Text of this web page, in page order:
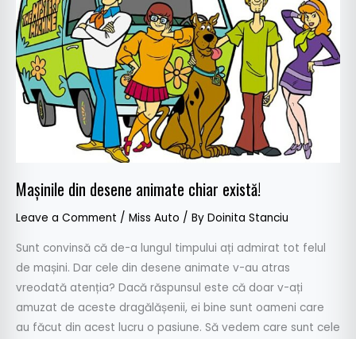
Mașinile din desene animate chiar există!
Leave a Comment / Miss Auto / By Doinita Stanciu
Sunt convinsă că de-a lungul timpului ați admirat tot felul
de mașini. Dar cele din desene animate v-au atras
vreodată atenția? Dacă răspunsul este că doar v-ați
amuzat de aceste dragălășenii, ei bine sunt oameni care
au făcut din acest lucru o pasiune. Să vedem care sunt cele
animate
chiar
există!